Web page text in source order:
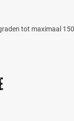
tot maximaal